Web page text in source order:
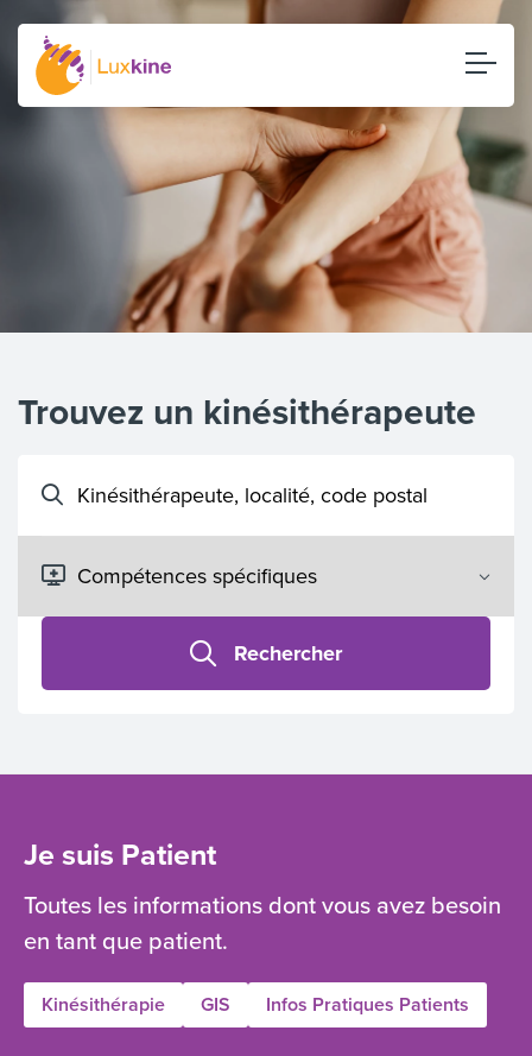
Trouvez un kinésithérapeute
Rechercher
Je suis Patient
Toutes les informations dont vous avez besoin
en tant que patient.
Kinésithérapie GIS Infos Pratiques Patients